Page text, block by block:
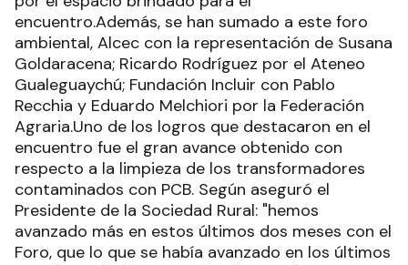
encuentro.Además, se han sumado a este foro
ambiental, Alcec con la representación de Susana
Goldaracena; Ricardo Rodríguez por el Ateneo
Gualeguaychú; Fundación Incluir con Pablo
Recchia y Eduardo Melchiori por la Federación
Agraria.Uno de los logros que destacaron en el
encuentro fue el gran avance obtenido con
respecto a la limpieza de los transformadores
contaminados con PCB. Según aseguró el
Presidente de la Sociedad Rural: "hemos
avanzado más en estos últimos dos meses con el
Foro, que lo que se había avanzado en los últimos